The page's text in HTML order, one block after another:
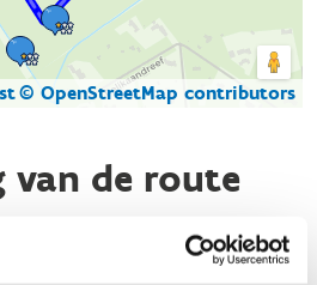
© OpenStreetMap contributors
van de route
in Brasschaat is een
Deze lus is ongeveer
2,1